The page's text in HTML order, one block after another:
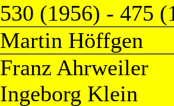
530 (1956) - 475
Martin Höffgen
Franz
Ingeborg